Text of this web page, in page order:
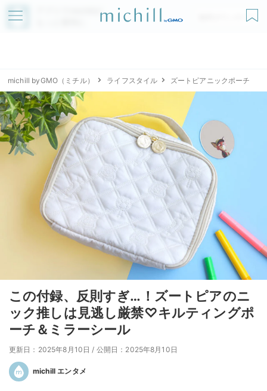
アプリでmichillが
無料ダウンロード
michill byGMO（ミチル） ライフスタイル ズートピアニックポーチ
この付録、反則すぎ…！ズートピアのニ
ック推しは見逃し厳禁♡キルティングポ
ーチ＆ミラーシール
更新日：2025年8月10日 / 公開日：2025年8月10日
michill エンタメ